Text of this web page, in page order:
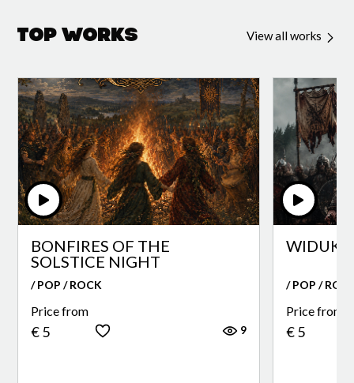
Top Works View all works
BONFIRES OF THE
SOLSTICE NIGHT
/ POP / ROCK
Price from
€ 5 9
/ POP /
Price from
€ 5